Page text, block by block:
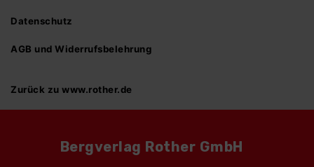
Datenschutz
AGB und Widerrufsbelehrung
Zurück zu www.rother.de
Bergverlag Rother GmbH